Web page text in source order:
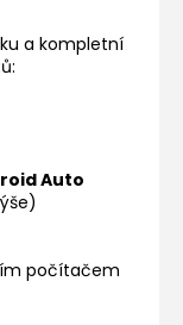
a kompletní
Auto
počítačem